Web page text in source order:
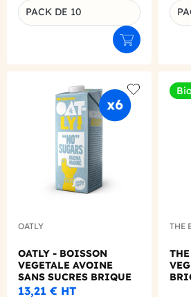
PACK DE 10
Ajouter au
Add to
OATLY
OATLY - BOISSON
VEGETALE AVOINE
SANS SUCRES BRIQUE
1L X6
13,21 € HT
Bio
THE